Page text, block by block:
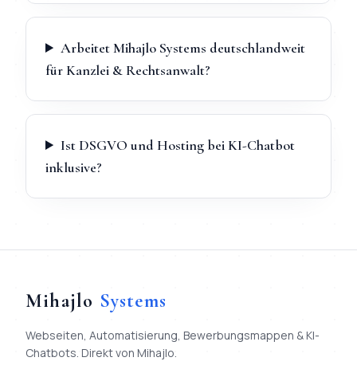
Arbeitet Mihajlo Systems deutschlandweit
für Kanzlei & Rechtsanwalt?
Ist DSGVO und Hosting bei KI-Chatbot
inklusive?
Mihajlo Systems
Webseiten, Automatisierung, Bewerbungsmappen & KI-
Chatbots. Direkt von Mihajlo.